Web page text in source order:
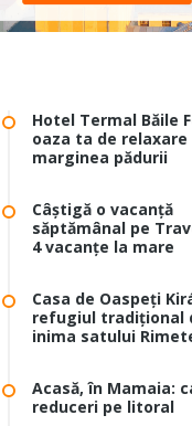
Hotel Termal Băile
oaza ta de relaxare
marginea pădurii
Câștigă o vacanță
săptămânal pe
4 vacanțe la mare
Casa de Oaspeți
refugiul tradițional
inima satului
Acasă, în Mamaia:
reduceri pe litoral